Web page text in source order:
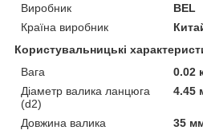
Виробник
BEL
Країна виробник
Користувальницькі
Вага
0.02
Діаметр валика ланцюга
(d2)
4.45
Довжина валика
35